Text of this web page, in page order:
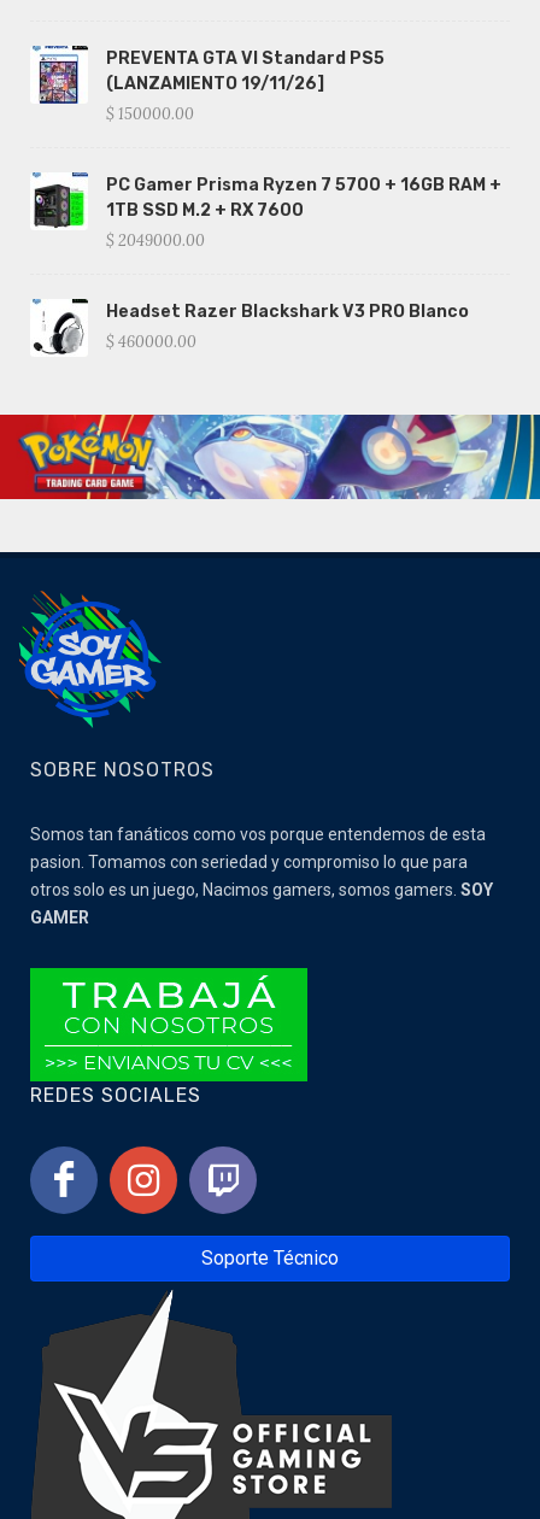
PREVENTA GTA VI Standard PS5
(LANZAMIENTO 19/11/26]
$ 150000.00
PC Gamer Prisma Ryzen 7 5700 + 16GB RAM +
1TB SSD M.2 + RX 7600
$ 2049000.00
Headset Razer Blackshark V3 PRO Blanco
$ 460000.00
SOBRE NOSOTROS
Somos tan fanáticos como vos porque entendemos de esta
pasion. Tomamos con seriedad y compromiso lo que para
otros solo es un juego, Nacimos gamers, somos gamers. SOY
GAMER
REDES SOCIALES
Soporte Técnico